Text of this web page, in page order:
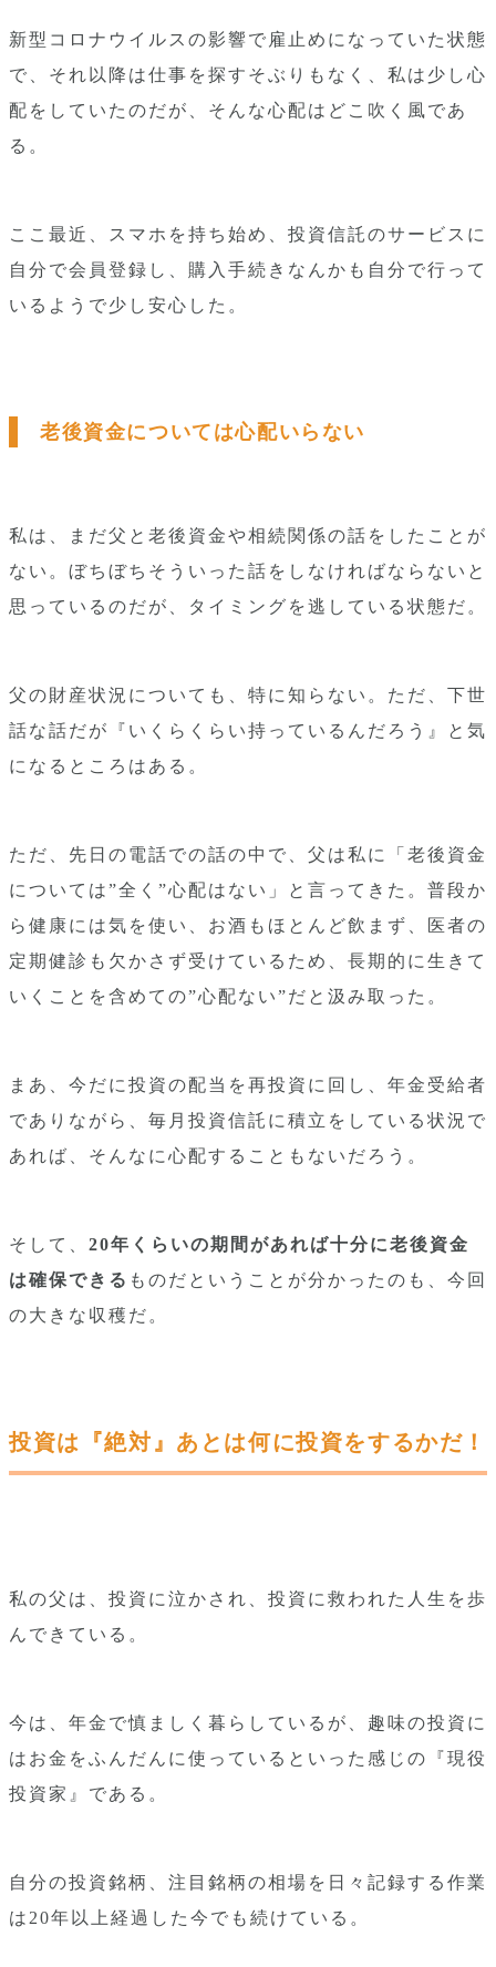
新型コロナウイルスの影響で雇止めになっていた状態
で、それ以降は仕事を探すそぶりもなく、私は少し心
配をしていたのだが、そんな心配はどこ吹く風であ
る。
ここ最近、スマホを持ち始め、投資信託のサービスに
自分で会員登録し、購入手続きなんかも自分で行って
いるようで少し安心した。
老後資金については心配いらない
私は、まだ父と老後資金や相続関係の話をしたことが
ない。ぼちぼちそういった話をしなければならないと
思っているのだが、タイミングを逃している状態だ。
父の財産状況についても、特に知らない。ただ、下世
話な話だが『いくらくらい持っているんだろう』と気
になるところはある。
ただ、先日の電話での話の中で、父は私に「老後資金
については”全く”心配はない」と言ってきた。普段か
ら健康には気を使い、お酒もほとんど飲まず、医者の
定期健診も欠かさず受けているため、長期的に生きて
いくことを含めての”心配ない”だと汲み取った。
まあ、今だに投資の配当を再投資に回し、年金受給者
でありながら、毎月投資信託に積立をしている状況で
あれば、そんなに心配することもないだろう。
そして、 20年くらいの期間があれば十分に老後資金
は確保できる ものだということが分かったのも、今回
の大きな収穫だ。
投資は『絶対』あとは何に投資をするかだ！
私の父は、投資に泣かされ、投資に救われた人生を歩
んできている。
今は、年金で慎ましく暮らしているが、趣味の投資に
はお金をふんだんに使っているといった感じの『現役
投資家』である。
自分の投資銘柄、注目銘柄の相場を日々記録する作業
は20年以上経過した今でも続けている。